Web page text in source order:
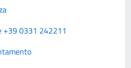
+39 0331 242211